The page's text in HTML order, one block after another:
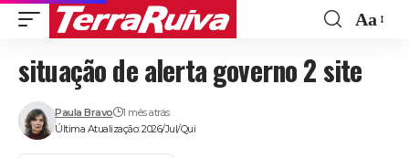
Resizer
Aa
situação de alerta governo 2 site
Última Atualização: 2026/Jul/Qui
Paula Bravo 1 mês atrás